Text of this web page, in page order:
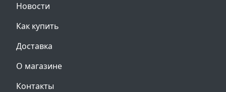
Новости
Как купить
Доставка
О магазине
Контакты